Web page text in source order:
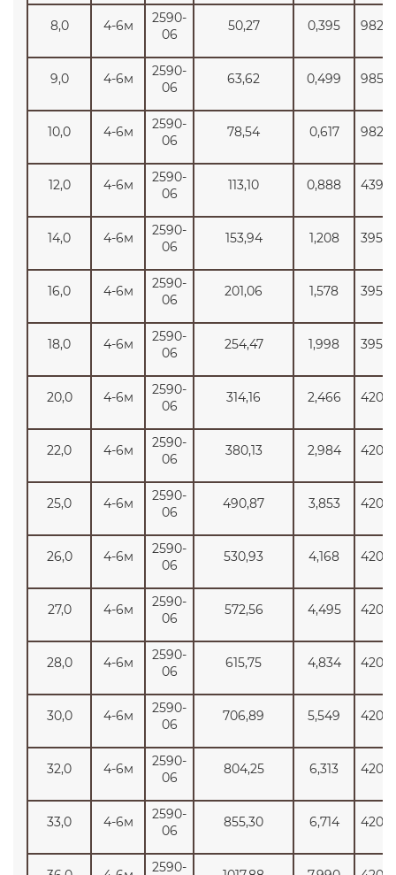
8,0 4-6м
2590-
06
50,27 0,395
9,0 4-6м
2590-
06
63,62 0,499
10,0 4-6м
2590-
06
78,54 0,617
12,0 4-6м
2590-
06
113,10 0,888
14,0 4-6м
2590-
06
153,94 1,208
16,0 4-6м
2590-
06
201,06 1,578
18,0 4-6м
2590-
06
254,47 1,998
20,0 4-6м
2590-
06
314,16 2,466
22,0 4-6м
2590-
06
380,13 2,984
25,0 4-6м
2590-
06
490,87 3,853
26,0 4-6м
2590-
06
530,93 4,168
27,0 4-6м
2590-
06
572,56 4,495
28,0 4-6м
2590-
06
615,75 4,834
30,0 4-6м
2590-
06
706,89 5,549
32,0 4-6м
2590-
06
804,25 6,313
33,0 4-6м
2590-
06
855,30 6,714
2590-